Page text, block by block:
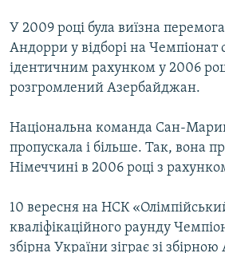
У 2009 році була виїзна
Андорри у відборі на Чемпіонат
ідентичним рахунком у 2006
розгромлений Азербайджан.
Національна команда Сан-
пропускала і більше. Так, вона
Німеччині в 2006 році з
10 вересня на НСК
кваліфікаційного раунду
збірна України зіграє зі збірною